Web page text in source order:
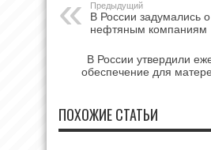
Предыдущий
В России задумались
нефтяным компаниям
В России утвердили
обеспечение для
ПОХОЖИЕ СТАТЬИ